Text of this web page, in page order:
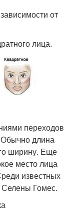
от
лица.
переходов
Обычно длина
ширину. Еще
место лица
известных
Селены Гомес.